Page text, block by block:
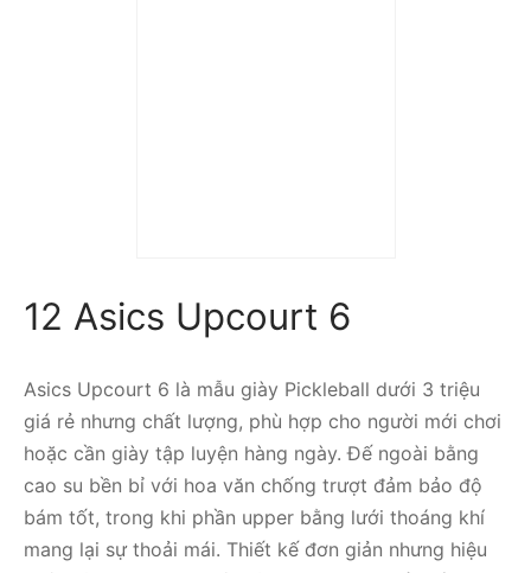
2.890.000
12 Asics Upcourt 6
Asics Upcourt 6 là mẫu giày Pickleball dưới 3 triệu
giá rẻ nhưng chất lượng, phù hợp cho người mới chơi
hoặc cần giày tập luyện hàng ngày. Đế ngoài bằng
cao su bền bỉ với hoa văn chống trượt đảm bảo độ
bám tốt, trong khi phần upper bằng lưới thoáng khí
mang lại sự thoải mái. Thiết kế đơn giản nhưng hiệu